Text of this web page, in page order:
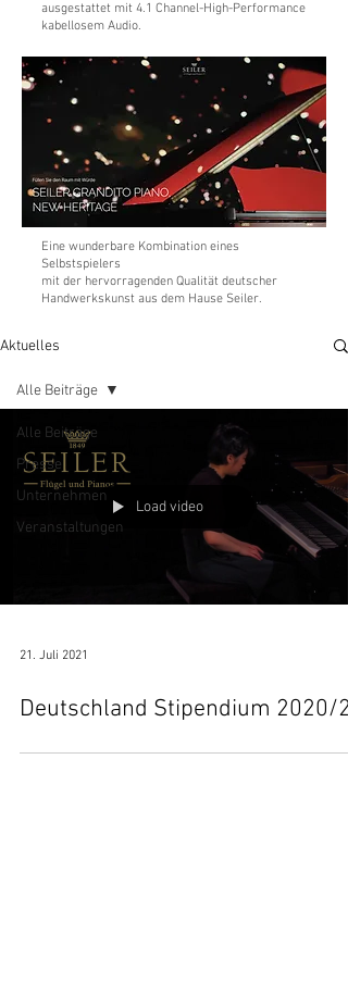
ausgestattet mit 4.1 Channel-High-Performance
kabellosem Audio.
Eine wunderbare Kombination eines
Selbstspielers
mit der hervorragenden Qualität deutscher
Handwerkskunst aus dem Hause Seiler.
Aktuelles
Alle Beiträge
Presse
Unternehmen
Veranstaltungen
Alle Beiträge
Load video
21. Juli 2021
Deutschland Stipendium 2020/